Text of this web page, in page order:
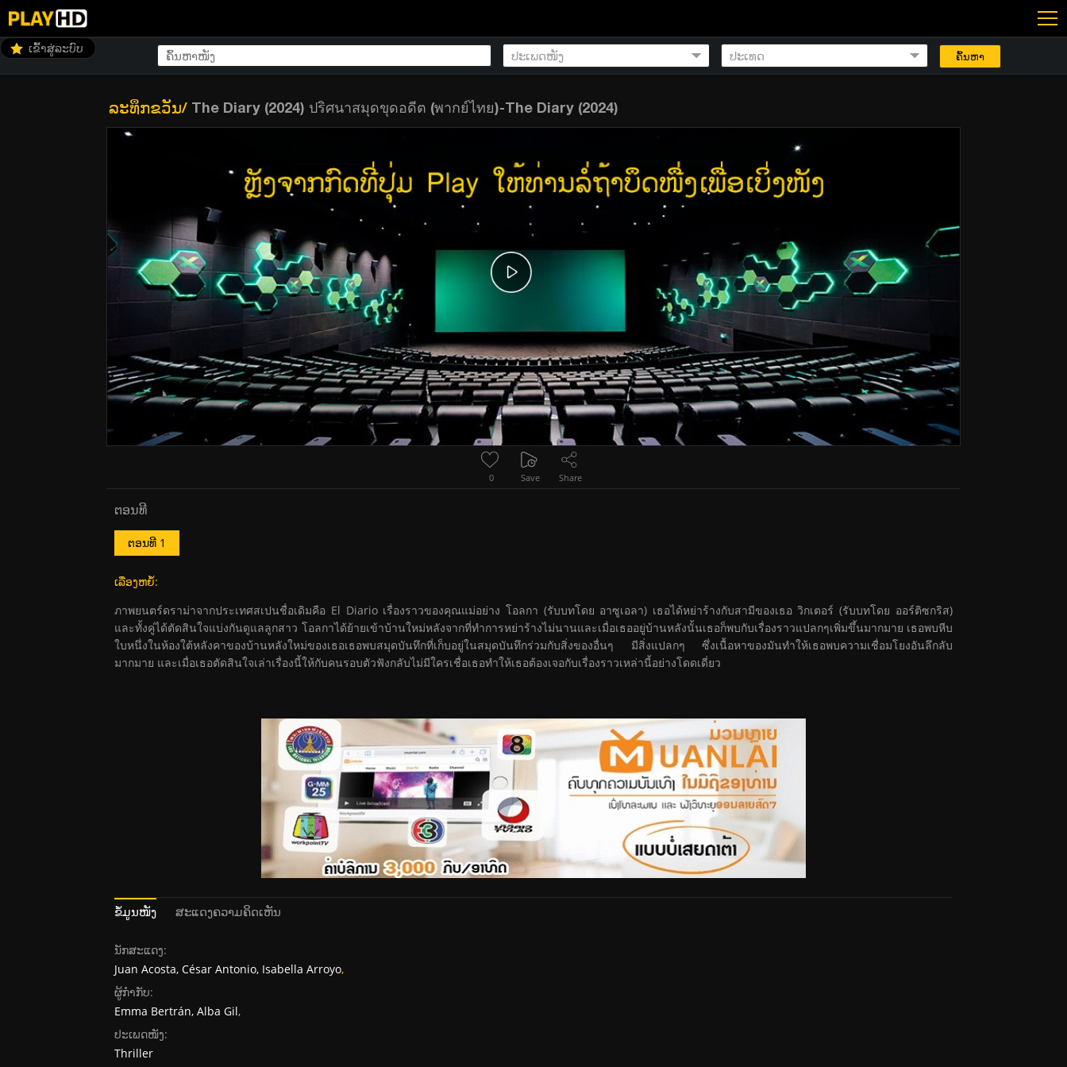
ເຂົ້າສູ່ລະບົບ
ຄົ້ນຫາ
ລະທຶກຂວັນ/ The Diary (2024) ปริศนาสมุดขุดอดีต (พากย์ไทย)-The Diary (2024)
0 Save Share
ຕອນທີ
ຕອນທີ 1
ເລື່ອງຫຍໍ້:
ภาพยนตร์ดราม่าจากประเทศสเปนชื่อเดิมคือ El Diario เรื่องราวของคุณแม่อย่าง โอลกา (รับบทโดย อาซูเอลา) เธอได้หย่าร้างกับสามีของเธอ วิกเตอร์ (รับบทโดย ออร์ติซกริส)
และทั้งคู่ได้ตัดสินใจแบ่งกันดูแลลูกสาว โอลกาได้ย้ายเข้าบ้านใหม่หลังจากที่ทำการหย่าร้างไม่นานและเมื่อเธออยู่บ้านหลังนั้นเธอก็พบกับเรื่องราวแปลกๆเพิ่มขึ้นมากมาย เธอพบหีบ
ใบหนึ่งในห้องใต้หลังคาของบ้านหลังใหม่ของเธอเธอพบสมุดบันทึกที่เก็บอยู่ในสมุดบันทึกร่วมกับสิ่งของอื่นๆ มีสิ่งแปลกๆ ซึ่งเนื้อหาของมันทำให้เธอพบความเชื่อมโยงอันลึกลับ
มากมาย และเมื่อเธอตัดสินใจเล่าเรื่องนี้ให้กับคนรอบตัวฟังกลับไม่มีใครเชื่อเธอทำให้เธอต้องเจอกับเรื่องราวเหล่านี้อย่างโดดเดี่ยว
ຂໍ້ມູນໜັງ ສະແດງຄວາມຄິດເຫັນ
ນັກສະແດງ:
Juan Acosta, César Antonio, Isabella Arroyo,
ຜູ້ກໍາກັບ:
Emma Bertrán, Alba Gil,
ປະເພດໜັງ:
Thriller